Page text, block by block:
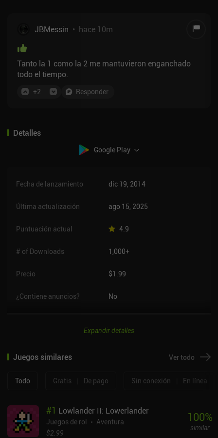
JBMessin • hace 10m
Tanto la 1 como la 2 me mantuvieron enganchado
todo el tiempo.
+2 Responder
Detalles
Google Play
Fecha de lanzamiento dic 19, 2014
Última actualización ago 15, 2025
Puntuación actual 4.9
# of Downloads 1,000+
Precio $1.99
¿Contiene anuncios? No
Expandir detalles
Juegos similares Ver todo
Todo Gratis De pago Sin conexión En línea
#1 Lowlander II: Lowerlander
Juegos de rol
Aventura
$2.99
100%
similar